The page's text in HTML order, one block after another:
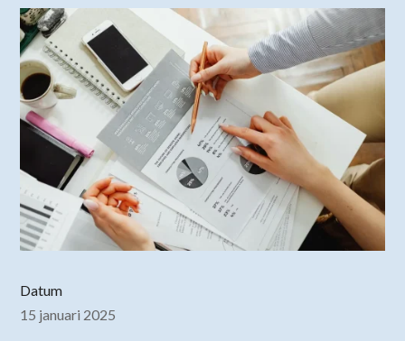
Datum
15 januari 2025